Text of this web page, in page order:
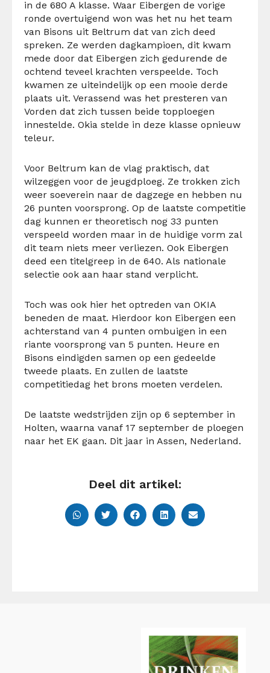
in de 680 A klasse. Waar Eibergen de vorige
ronde overtuigend won was het nu het team
van Bisons uit Beltrum dat van zich deed
spreken. Ze werden dagkampioen, dit kwam
mede door dat Eibergen zich gedurende de
ochtend teveel krachten verspeelde. Toch
kwamen ze uiteindelijk op een mooie derde
plaats uit. Verassend was het presteren van
Vorden dat zich tussen beide topploegen
innestelde. Okia stelde in deze klasse opnieuw
teleur.
Voor Beltrum kan de vlag praktisch, dat
wilzeggen voor de jeugdploeg. Ze trokken zich
weer soeverein naar de dagzege en hebben nu
26 punten voorsprong. Op de laatste competitie
dag kunnen er theoretisch nog 33 punten
verspeeld worden maar in de huidige vorm zal
dit team niets meer verliezen. Ook Eibergen
deed een titelgreep in de 640. Als nationale
selectie ook aan haar stand verplicht.
Toch was ook hier het optreden van OKIA
beneden de maat. Hierdoor kon Eibergen een
achterstand van 4 punten ombuigen in een
riante voorsprong van 5 punten. Heure en
Bisons eindigden samen op een gedeelde
tweede plaats. En zullen de laatste
competitiedag het brons moeten verdelen.
De laatste wedstrijden zijn op 6 september in
Holten, waarna vanaf 17 september de ploegen
naar het EK gaan. Dit jaar in Assen, Nederland.
Deel dit artikel: